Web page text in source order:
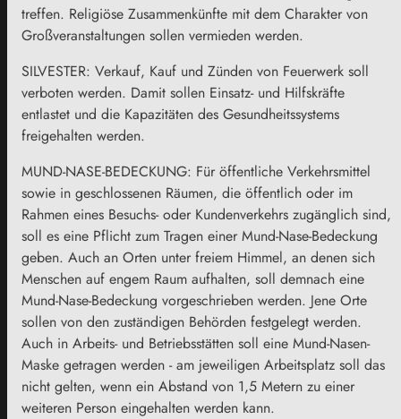
treffen. Religiöse Zusammenkünfte mit dem Charakter von
Großveranstaltungen sollen vermieden werden.
SILVESTER: Verkauf, Kauf und Zünden von Feuerwerk soll
verboten werden. Damit sollen Einsatz- und Hilfskräfte
entlastet und die Kapazitäten des Gesundheitssystems
freigehalten werden.
MUND-NASE-BEDECKUNG: Für öffentliche Verkehrsmittel
sowie in geschlossenen Räumen, die öffentlich oder im
Rahmen eines Besuchs- oder Kundenverkehrs zugänglich sind,
soll es eine Pflicht zum Tragen einer Mund-Nase-Bedeckung
geben. Auch an Orten unter freiem Himmel, an denen sich
Menschen auf engem Raum aufhalten, soll demnach eine
Mund-Nase-Bedeckung vorgeschrieben werden. Jene Orte
sollen von den zuständigen Behörden festgelegt werden.
Auch in Arbeits- und Betriebsstätten soll eine Mund-Nasen-
Maske getragen werden - am jeweiligen Arbeitsplatz soll das
nicht gelten, wenn ein Abstand von 1,5 Metern zu einer
weiteren Person eingehalten werden kann.